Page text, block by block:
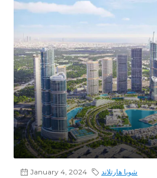
January 4, 2024 شوبا هارتلاند